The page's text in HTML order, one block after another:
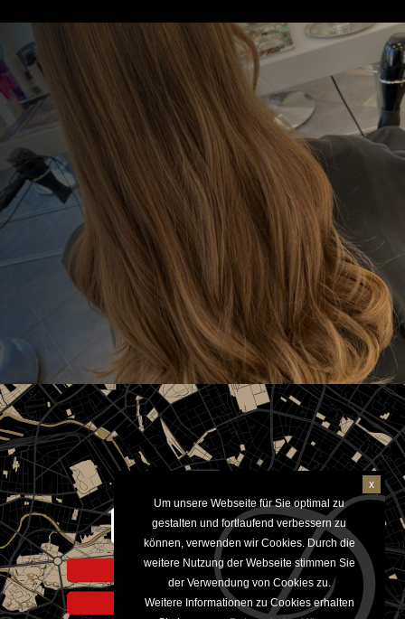
Aktivieren um Google Maps
anzuzeigen
Hinweis zur Datennutzung
Datenschutzerklärung
Um unsere Webseite für Sie optimal zu
gestalten und fortlaufend verbessern zu
können, verwenden wir Cookies. Durch die
weitere Nutzung der Webseite stimmen Sie
der Verwendung von Cookies zu.
Weitere Informationen zu Cookies erhalten
x